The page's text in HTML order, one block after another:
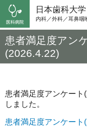
日本歯科大
内科／外科／耳鼻咽
患者満足度アン
(2026.4.22)
患者満足度アンケー
しました。
患者満足度アンケート